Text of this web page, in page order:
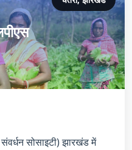
सोसाइटी) झारखंड में